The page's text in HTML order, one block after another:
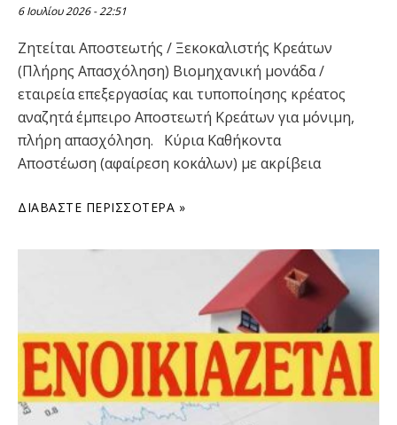
6 Ιουλίου 2026 22:51
Ζητείται Αποστεωτής / Ξεκοκαλιστής Κρεάτων
(Πλήρης Απασχόληση) Βιομηχανική μονάδα /
εταιρεία επεξεργασίας και τυποποίησης κρέατος
αναζητά έμπειρο Αποστεωτή Κρεάτων για μόνιμη,
πλήρη απασχόληση. Κύρια Καθήκοντα
Αποστέωση (αφαίρεση κοκάλων) με ακρίβεια
ΔΙΑΒΆΣΤΕ ΠΕΡΙΣΣΌΤΕΡΑ »